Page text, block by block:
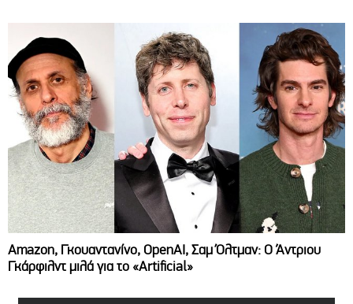
Amazon, Γκουαντανίνο, OpenAI, Σαμ Όλτμαν: Ο Άντριου
Γκάρφιλντ μιλά για το «Artificial»